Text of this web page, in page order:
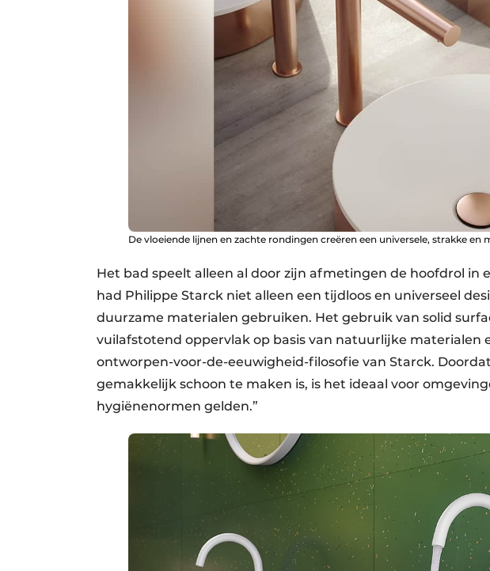
De vloeiende lijnen en zachte rondingen creëren een universele, strakke en
Het bad speelt alleen al door zijn afmetingen de hoofdrol in
had Philippe Starck niet alleen een tijdloos en universeel
duurzame materialen gebruiken. Het gebruik van solid
vuilafstotend oppervlak op basis van natuurlijke materialen
ontworpen-voor-de-eeuwigheid-filosofie van Starck.
gemakkelijk schoon te maken is, is het ideaal voor
hygiënenormen gelden.”